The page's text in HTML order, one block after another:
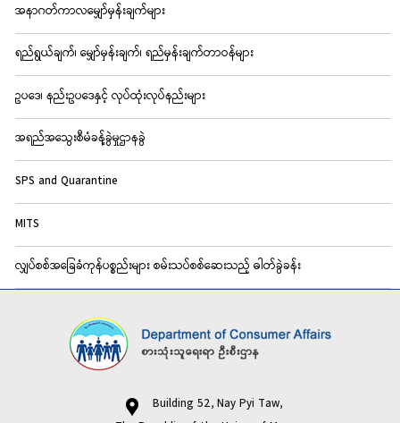
အနာဂတ်ကာလမျှော်မှန်းချက်များ
ရည်ရွယ်ချက်၊ မျှော်မှန်းချက်၊ ရည်မှန်းချက်တာဝန်များ
ဥပဒေ၊ နည်းဥပဒေနှင့် လုပ်ထုံးလုပ်နည်းများ
အရည်အသွေးစီမံခန့်ခွဲမှုဌာနခွဲ
SPS and Quarantine
MITS
လျှပ်စစ်အခြေခံကုန်ပစ္စည်းများ စမ်းသပ်စစ်ဆေးသည့် ဓါတ်ခွဲခန်း
Building 52, Nay Pyi Taw,